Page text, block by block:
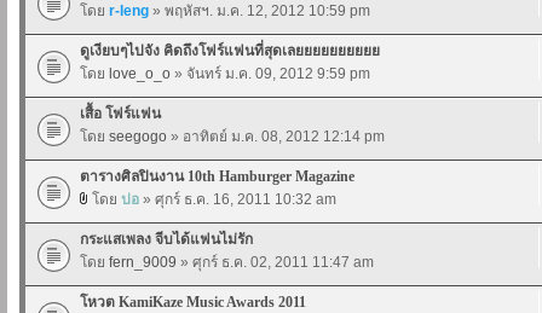
โดย r-leng » พฤหัสฯ. ม.ค. 12, 2012 10:59 pm
ดูเงียบๆไปจัง คิดถึงโฟร์แฟนที่สุดเลยยยยยยยยยย
โดย love_o_o » จันทร์ ม.ค. 09, 2012 9:59 pm
เสื้อ โฟร์แฟน
โดย seegogo » อาทิตย์ ม.ค. 08, 2012 12:14 pm
ตารางศิลปินงาน 10th Hamburger Magazine
โดย ปอ » ศุกร์ ธ.ค. 16, 2011 10:32 am
กระแสเพลง จีบได้แฟนไม่รัก
โดย fern_9009 » ศุกร์ ธ.ค. 02, 2011 11:47 am
โหวต KamiKaze Music Awards 2011